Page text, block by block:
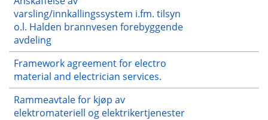
varsling/innkallingssystem i.fm. tilsyn
o.l. Halden brannvesen forebyggende
avdeling
Framework agreement for electro
material and electrician services.
Rammeavtale for kjøp av
elektromateriell og elektrikertjenester